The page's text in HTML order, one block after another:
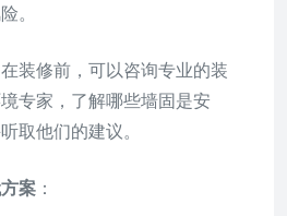
。
在装修前，可以咨询专业的装
专家，了解哪些墙固是安
取他们的建议。
案 ：